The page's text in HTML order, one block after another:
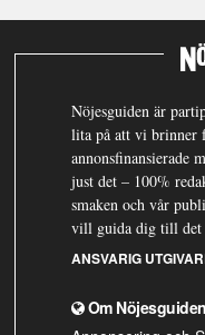
Nöjesguiden är
lita på att vi brinner
annonsfinansierade
just det – 100%
smaken och vår
vill guida dig till det
ANSVARIG
Om Nöjesguiden